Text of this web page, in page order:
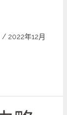
/ 2022年12月